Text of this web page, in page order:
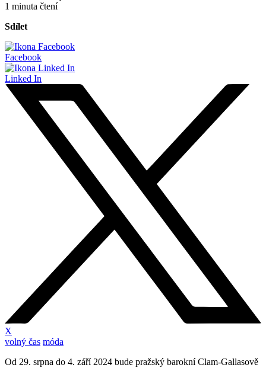
1 minuta čtení
Sdílet
Facebook
Linked In
X
volný čas móda
Od 29. srpna do 4. září 2024 bude pražský barokní Clam-Gallasově